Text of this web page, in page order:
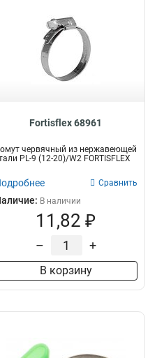
Fortisflex 68961
червячный из нержавеющей
PL-9 (12-20)/W2 FORTISFLEX
Сравнить
В наличии
11,82 ₽
– +
В корзину